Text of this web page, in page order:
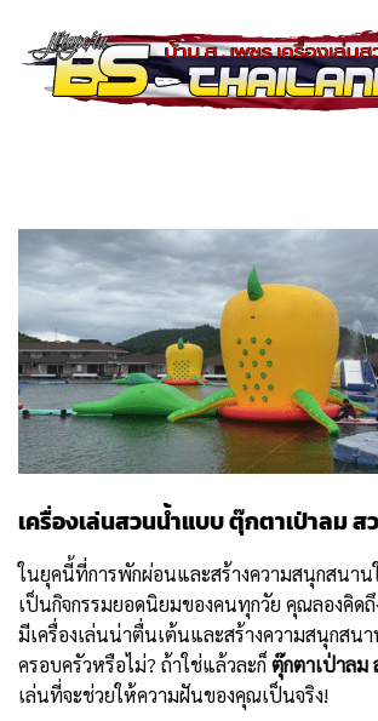
เครื่องเล่นสวนน้ำแบบตุ๊กตาเป่าลม ส
ในยุคนี้ที่การพักผ่อนและสร้างความสนุกสนาน
เป็นกิจกรรมยอดนิยมของคนทุกวัย คุณลองคิด
มีเครื่องเล่นน่าตื่นเต้นและสร้างความสนุกสน
ครอบครัวหรือไม่? ถ้าใช่แล้วละก็ตุ๊กตาเป่าลม
เล่นที่จะช่วยให้ความฝันของคุณเป็นจริง!